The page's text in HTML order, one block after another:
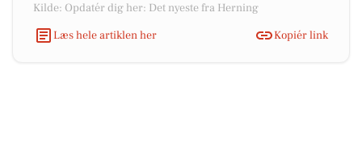
Kilde: Opdatér dig her: Det nyeste fra Herning
Læs hele artiklen her
Kopiér link